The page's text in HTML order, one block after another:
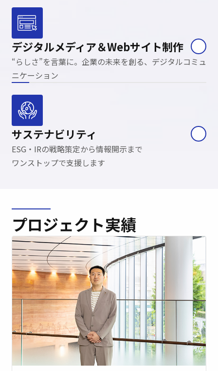
デジタルメディア＆Webサイト制作
“らしさ”を言葉に。企業の未来を創る、 デジタルコミュ
ニケーション
サステナビリティ
ESG・IRの戦略策定から情報開示まで
ワンストップで支援します
プロジェクト実績